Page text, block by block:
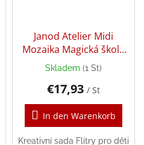
Janod Atelier Midi
Mozaika Magická škola
Tajný zápisník
Skladem (1 St)
€17,93 / St
In den Warenkorb
Kreativní sada Flitry pro děti